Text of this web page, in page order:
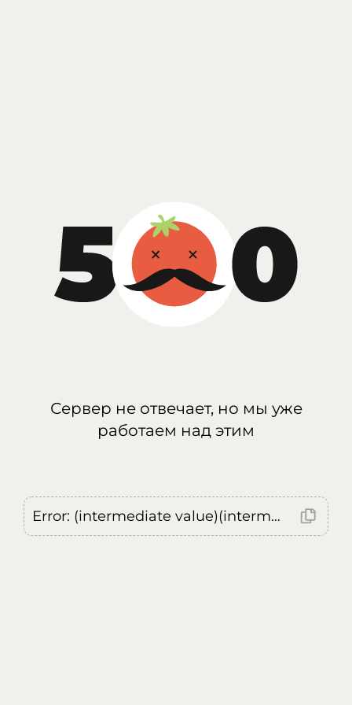
Сервер не отвечает, но мы уже
работаем над этим
Error: (intermediate value)(intermediate value)(intermediate value).replaceAll is not a function